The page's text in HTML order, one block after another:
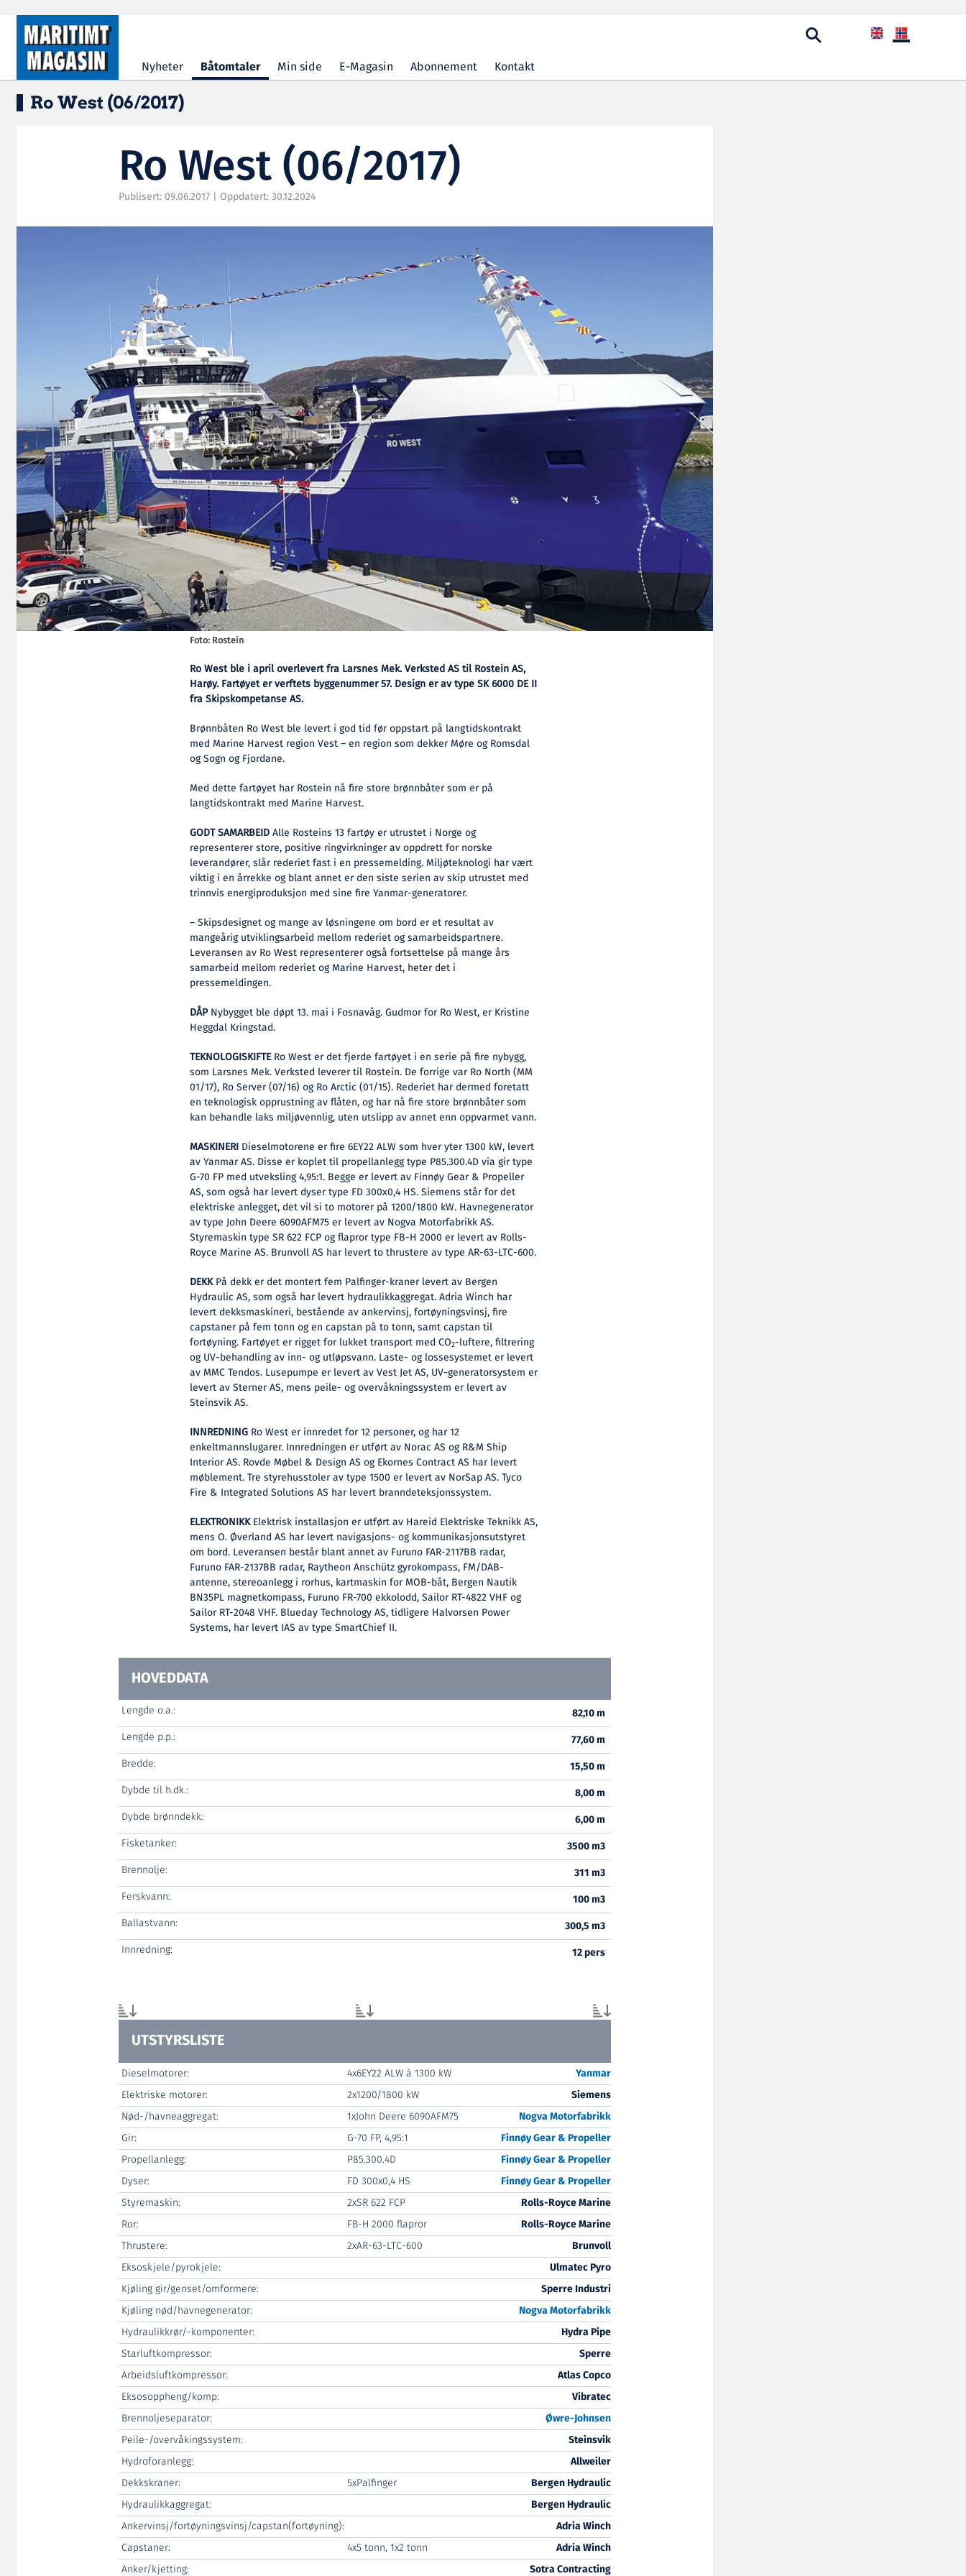
Hopp til hovedinnhold
Nyheter Båtomtaler Min side E-Magasin Abonnement Kontakt
Ro West (06/2017)
Ro West (06/2017)
Publisert: 09.06.2017 | Oppdatert: 30.12.2024
Foto: Rostein
Ro West ble i april overlevert fra Larsnes Mek. Verksted AS til Rostein AS,
Harøy. Fartøyet er verftets byggenummer 57. Design er av type SK 6000 DE II
fra Skipskompetanse AS.
Brønnbåten Ro West ble levert i god tid før oppstart på langtidskontrakt
med Marine Harvest region Vest – en region som dekker Møre og Romsdal
og Sogn og Fjordane.
Med dette fartøyet har Rostein nå fire store brønnbåter som er på
langtidskontrakt med Marine Harvest.
GODT SAMARBEIDAlle Rosteins 13 fartøy er utrustet i Norge og
representerer store, positive ringvirkninger av oppdrett for norske
leverandører, slår rederiet fast i en pressemelding. Miljøteknologi har vært
viktig i en årrekke og blant annet er den siste serien av skip utrustet med
trinnvis energiproduksjon med sine fire Yanmar-generatorer.
– Skipsdesignet og mange av løsningene om bord er et resultat av
mangeårig utviklingsarbeid mellom rederiet og samarbeidspartnere.
Leveransen av Ro West representerer også fortsettelse på mange års
samarbeid mellom rederiet og Marine Harvest, heter det i
pressemeldingen.
DÅPNybygget ble døpt 13. mai i Fosnavåg. Gudmor for Ro West, er Kristine
Heggdal Kringstad.
TEKNOLOGISKIFTERo West er det fjerde fartøyet i en serie på fire nybygg,
som Larsnes Mek. Verksted leverer til Rostein. De forrige var Ro North (MM
01/17), Ro Server (07/16) og Ro Arctic (01/15). Rederiet har dermed foretatt
en teknologisk opprustning av flåten, og har nå fire store brønnbåter som
kan behandle laks miljøvennlig, uten utslipp av annet enn oppvarmet vann.
MASKINERI Dieselmotorene er fire 6EY22 ALW som hver yter 1300 kW, levert
av Yanmar AS. Disse er koplet til propellanlegg type P85.300.4D via gir type
G-70 FP med utveksling 4,95:1. Begge er levert av Finnøy Gear & Propeller
AS, som også har levert dyser type FD 300x0,4 HS. Siemens står for det
elektriske anlegget, det vil si to motorer på 1200/1800 kW. Havnegenerator
av type John Deere 6090AFM75 er levert av Nogva Motorfabrikk AS.
Styremaskin type SR 622 FCP og flapror type FB-H 2000 er levert av Rolls-
Royce Marine AS. Brunvoll AS har levert to thrustere av type AR-63-LTC-600.
DEKKPå dekk er det montert fem Palfinger-kraner levert av Bergen
Hydraulic AS, som også har levert hydraulikkaggregat. Adria Winch har
levert dekksmaskineri, bestående av ankervinsj, fortøyningsvinsj, fire
capstaner på fem tonn og en capstan på to tonn, samt capstan til
fortøyning. Fartøyet er rigget for lukket transport med CO2-luftere, filtrering
og UV-behandling av inn- og utløpsvann. Laste- og lossesystemet er levert
av MMC Tendos. Lusepumpe er levert av Vest Jet AS, UV-generatorsystem er
levert av Sterner AS, mens peile- og overvåkningssystem er levert av
Steinsvik AS.
INNREDNING Ro West er innredet for 12 personer, og har 12
enkeltmannslugarer. Innredningen er utført av Norac AS og R&M Ship
Interior AS. Rovde Møbel & Design AS og Ekornes Contract AS har levert
møblement. Tre styrehusstoler av type 1500 er levert av NorSap AS. Tyco
Fire & Integrated Solutions AS har levert branndeteksjonssystem.
ELEKTRONIKKElektrisk installasjon er utført av Hareid Elektriske Teknikk AS,
mens O. Øverland AS har levert navigasjons- og kommunikasjonsutstyret
om bord. Leveransen består blant annet av Furuno FAR-2117BB radar,
Furuno FAR-2137BB radar, Raytheon Anschütz gyrokompass, FM/DAB-
antenne, stereoanlegg i rorhus, kartmaskin for MOB-båt, Bergen Nautik
BN35PL magnetkompass, Furuno FR-700 ekkolodd, Sailor RT-4822 VHF og
Sailor RT-2048 VHF. Blueday Technology AS, tidligere Halvorsen Power
Systems, har levert IAS av type SmartChief II.
HOVEDDATA
Lengde o.a.:
82,10 m
Lengde p.p.:
77,60 m
Bredde:
15,50 m
Dybde til h.dk.:
8,00 m
Dybde brønndekk:
6,00 m
Fisketanker:
3500 m3
Brennolje:
311 m3
Ferskvann:
100 m3
Ballastvann:
300,5 m3
Innredning:
12 pers
UTSTYRSLISTE
Dieselmotorer: 4x6EY22 ALW à 1300 kW
Yanmar
Elektriske motorer:
2x1200/1800 kW
Siemens
Nød-/havneaggregat:
1xJohn Deere 6090AFM75
Nogva Motorfabrikk
Gir:
G-70 FP, 4,95:1
Finnøy Gear & Propeller
Propellanlegg:
P85.300.4D
Finnøy Gear & Propeller
Dyser:
FD 300x0,4 HS
Finnøy Gear & Propeller
Styremaskin:
2xSR 622 FCP
Rolls-Royce Marine
Ror:
FB-H 2000 flapror
Rolls-Royce Marine
Thrustere:
2xAR-63-LTC-600
Brunvoll
Eksoskjele/pyrokjele:
Ulmatec Pyro
Kjøling gir/genset/omformere:
Sperre Industri
Kjøling nød/havnegenerator:
Nogva Motorfabrikk
Hydraulikkrør/-komponenter:
Hydra Pipe
Starluftkompressor:
Sperre
Arbeidsluftkompressor:
Atlas Copco
Eksosoppheng/komp:
Vibratec
Brennoljeseparator:
Øwre-Johnsen
Peile-/overvåkingssystem:
Steinsvik
Hydroforanlegg:
Allweiler
Dekkskraner:
5xPalfinger
Bergen Hydraulic
Hydraulikkaggregat:
Bergen Hydraulic
Ankervinsj/fortøyningsvinsj/capstan(fortøyning):
Adria Winch
Capstaner:
4x5 tonn, 1x2 tonn
Adria Winch
Anker/kjetting:
Sotra Contracting